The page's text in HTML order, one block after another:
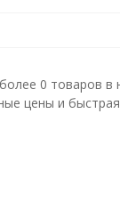
0 товаров в
цены и